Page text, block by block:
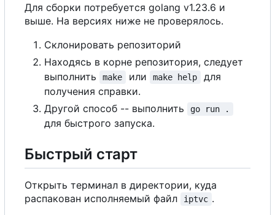
Для сборки потребуется golang v1.23.6 и
выше. На версиях ниже не проверялось.
Склонировать репозиторий
Находясь в корне репозитория, следует
выполнить
make или make help
для
получения справки.
Другой способ -- выполнить
go run .
для быстрого запуска.
Быстрый старт
Открыть терминал в директории, куда
распакован исполняемый файл
iptvc .